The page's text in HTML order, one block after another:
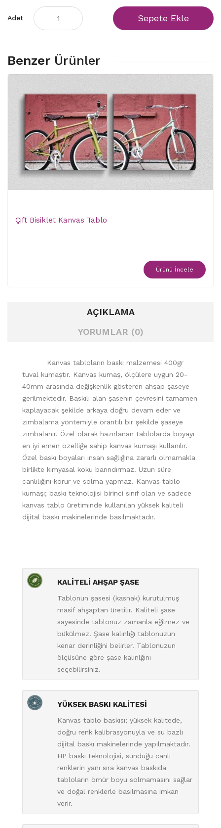
Adet Sepete Ekle
Benzer Ürünler
Çift Bisiklet Kanvas Tablo
Ürünü İncele
AÇIKLAMA
YORUMLAR (0)
Kanvas tabloların baskı malzemesi 400gr
tuval kumaştır. Kanvas kumaş, ölçülere uygun 20-
40mm arasında değişkenlik gösteren ahşap şaseye
gerilmektedir. Baskılı alan şasenin çevresini tamamen
kaplayacak şekilde arkaya doğru devam eder ve
zımbalama yöntemiyle orantılı bir şekilde şaseye
zımbalanır. Özel olarak hazırlanan tablolarda boyayı
en iyi emen özelliğe sahip kanvas kumaşı kullanılır.
Özel baskı boyaları insan sağlığına zararlı olmamakla
birlikte kimyasal koku barındırmaz. Uzun süre
canlılığını korur ve solma yapmaz. Kanvas tablo
kumaşı; baskı teknolojisi birinci sınıf olan ve sadece
kanvas tablo üretiminde kullanılan yüksek kaliteli
dijital baskı makinelerinde basılmaktadır.
KALİTELİ AHŞAP ŞASE
Tablonun şasesi (kasnak) kurutulmuş
masif ahşaptan üretilir. Kaliteli şase
sayesinde tablonuz zamanla eğilmez ve
bükülmez. Şase kalınlığı tablonuzun
kenar derinliğini belirler. Tablonuzun
ölçüsüne göre şase kalınlğını
seçebilirsiniz.
YÜKSEK BASKI KALİTESİ
Kanvas tablo baskısı; yüksek kalitede,
doğru renk kalibrasyonuyla ve su bazlı
dijital baskı makinelerinde yapılmaktadır.
HP baskı teknolojisi, sunduğu canlı
renklerin yanı sıra kanvas baskıda
tabloların ömür boyu solmamasını sağlar
ve doğal renklerle basılmasına imkan
verir.